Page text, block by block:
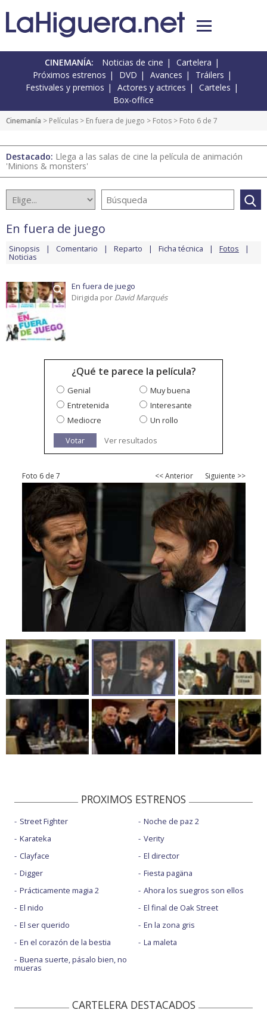
CINEMANÍA: Noticias de cine
Cartelera
Próximos estrenos
DVD Avances
Tráilers
Festivales y premios
Actores y actrices
Carteles
Box-office
Cinemanía > Películas > En fuera de juego > Fotos > Foto 6 de 7
Destacado: Llega a las salas de cine la película de animación
'Minions & monsters'
En fuera de juego
Sinopsis Comentario Reparto Ficha técnica Fotos
Noticias
En fuera de juego
Dirigida por David Marqués
¿Qué te parece la película?
Genial
Muy buena
Entretenida
Interesante
Mediocre
Un rollo
Votar
Ver resultados
Foto 6 de 7 << Anterior Siguiente >>
PROXIMOS ESTRENOS
Street Fighter
Karateka
Clayface
Digger
Prácticamente magia 2
El nido
El ser querido
En el corazón de la bestia
Buena suerte, pásalo bien, no
mueras
Noche de paz 2
Verity
El director
Fiesta pagäna
Ahora los suegros son ellos
El final de Oak Street
En la zona gris
La maleta
CARTELERA DESTACADOS